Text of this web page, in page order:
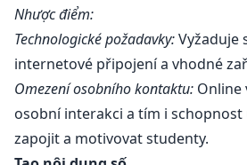
Nhược điểm:
Technologické požadavky:Vyžaduje
internetové připojení a vhodné
Omezení osobního kontaktu: Online
osobní interakci a tím i schopnost
zapojit a motivovat studenty.